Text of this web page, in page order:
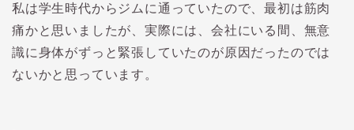
私は学生時代からジムに通っていたので、最初は筋肉
痛かと思いましたが、 実際には、会社にいる間、 無意
識に身体がずっと緊張していたのが原因だったのでは
ないかと思っています。